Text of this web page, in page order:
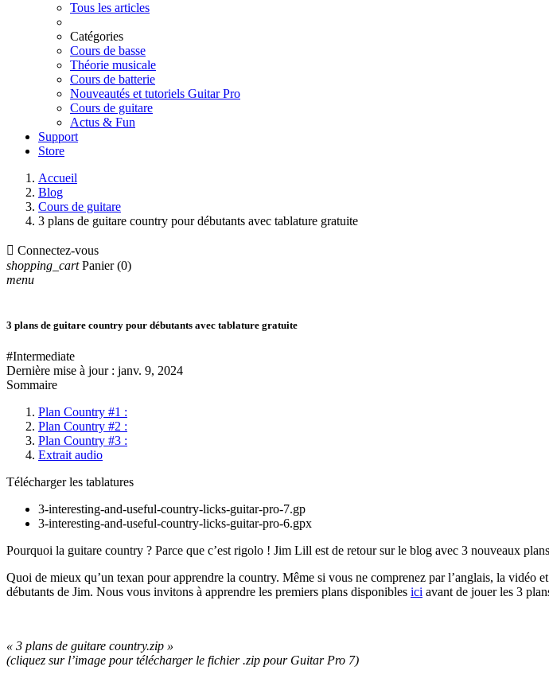
Tous les articles
Catégories
Cours de basse
Théorie musicale
Cours de batterie
Nouveautés et tutoriels Guitar Pro
Cours de guitare
Actus & Fun
Support
Store
Accueil
Blog
Cours de guitare
3 plans de guitare country pour débutants avec tablature gratuite
 Connectez-vous
shopping_cart Panier (0)
menu
3 plans de guitare country pour débutants avec tablature gratuite
#Intermediate
Dernière mise à jour : janv. 9, 2024
Sommaire
Plan Country #1 :
Plan Country #2 :
Plan Country #3 :
Extrait audio
Télécharger les tablatures
3-interesting-and-useful-country-licks-guitar-pro-7.gp
3-interesting-and-useful-country-licks-guitar-pro-6.gpx
Pourquoi la guitare country ? Parce que c’est rigolo ! Jim Lill est de retour sur le blog avec 3 nouveaux
Quoi de mieux qu’un texan pour apprendre la country. Même si vous ne comprenez par l’anglais, la
débutants de Jim. Nous vous invitons à apprendre les premiers plans disponibles ici avant de jouer les 3
« 3 plans de guitare country.zip »
(cliquez sur l’image pour télécharger le fichier .zip pour Guitar Pro 7)